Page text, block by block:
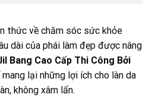
thức về chăm sóc sức khỏe
dài của phái làm đẹp được nâng
Bang Cao Cấp Thi Công Bởi
lại những lợi ích cho làn da
không xâm lấn.